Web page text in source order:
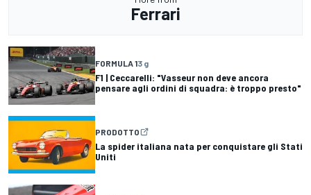
Ferrari
FORMULA 13 g
F1 | Ceccarelli: "Vasseur non deve ancora
pensare agli ordini di squadra: è troppo presto"
PRODOTTO
La spider italiana nata per conquistare gli Stati
Uniti